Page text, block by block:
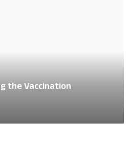
the Vaccination